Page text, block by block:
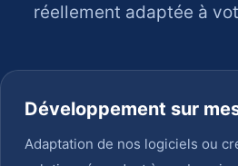
réellement adaptée à
Développement sur
Adaptation de nos logiciels ou